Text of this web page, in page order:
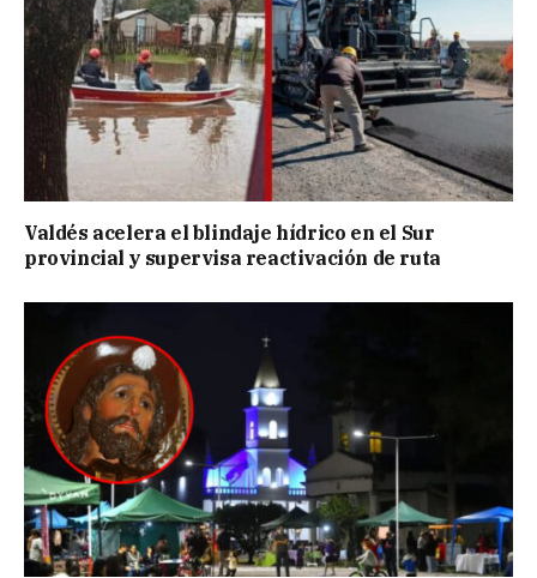
Valdés acelera el blindaje hídrico en el Sur
provincial y supervisa reactivación de ruta